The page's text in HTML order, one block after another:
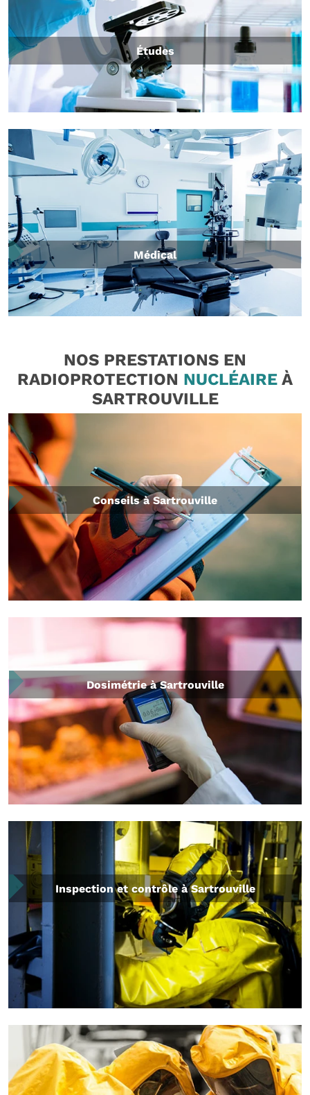
Études
Médical
NOS PRESTATIONS EN
RADIOPROTECTION NUCLÉAIREÀ
SARTROUVILLE
Conseils à Sartrouville
Dosimétrie à Sartrouville
Inspection et contrôle à Sartrouville